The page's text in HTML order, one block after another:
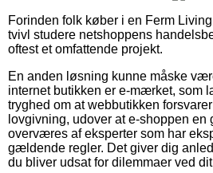
Forinden folk køber i en Ferm
tvivl studere netshoppens
oftest et omfattende projekt.
En anden løsning kunne måske
internet butikken er e-mærket, som
tryghed om at webbutikken
lovgivning, udover at e-shoppen en
overværes af eksperter som har
gældende regler. Det giver dig
du bliver udsat for dilemmaer ved